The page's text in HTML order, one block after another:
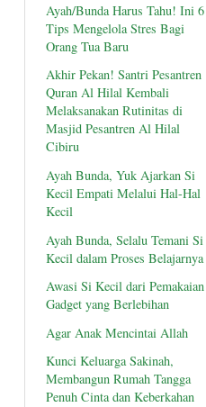
Ayah/Bunda Harus Tahu! Ini 6
Tips Mengelola Stres Bagi
Orang Tua Baru
Akhir Pekan! Santri Pesantren
Quran Al Hilal Kembali
Melaksanakan Rutinitas di
Masjid Pesantren Al Hilal
Cibiru
Ayah Bunda, Yuk Ajarkan Si
Kecil Empati Melalui Hal-Hal
Kecil
Ayah Bunda, Selalu Temani Si
Kecil dalam Proses Belajarnya
Awasi Si Kecil dari Pemakaian
Gadget yang Berlebihan
Agar Anak Mencintai Allah
Kunci Keluarga Sakinah,
Membangun Rumah Tangga
Penuh Cinta dan Keberkahan